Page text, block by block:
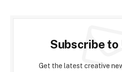
Subscribe to
Get the latest creative